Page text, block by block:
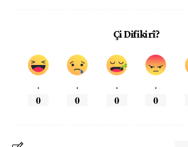
Çi Difikirî?
.
0
.
0
.
0
.
0